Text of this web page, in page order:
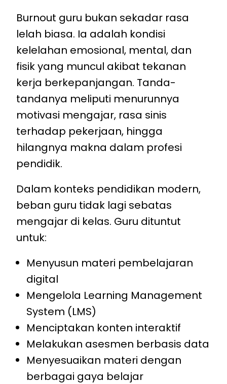
Burnout guru bukan sekadar rasa
lelah biasa. Ia adalah kondisi
kelelahan emosional, mental, dan
fisik yang muncul akibat tekanan
kerja berkepanjangan. Tanda-
tandanya meliputi menurunnya
motivasi mengajar, rasa sinis
terhadap pekerjaan, hingga
hilangnya makna dalam profesi
pendidik.
Dalam konteks pendidikan modern,
beban guru tidak lagi sebatas
mengajar di kelas. Guru dituntut
untuk:
Menyusun materi pembelajaran
digital
Mengelola Learning Management
System (LMS)
Menciptakan konten interaktif
Melakukan asesmen berbasis data
Menyesuaikan materi dengan
berbagai gaya belajar